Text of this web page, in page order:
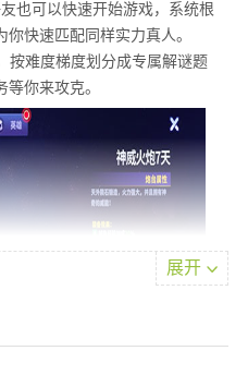
也可以快速开始游戏，系统根
快速匹配同样实力真人。
按难度梯度划分成专属解谜题
你来攻克。
展开